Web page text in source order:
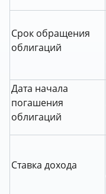
Срок обращения
облигаций
Дата начала
погашения
облигаций
Cтавка дохода